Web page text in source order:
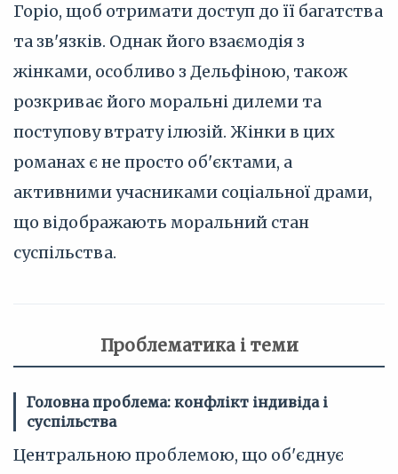
Горіо, щоб отримати доступ до її багатства
та зв'язків. Однак його взаємодія з
жінками, особливо з Дельфіною, також
розкриває його моральні дилеми та
поступову втрату ілюзій. Жінки в цих
романах є не просто об'єктами, а
активними учасниками соціальної драми,
що відображають моральний стан
суспільства.
Проблематика і теми
Головна проблема: конфлікт індивіда і
суспільства
Центральною проблемою, що об'єднує